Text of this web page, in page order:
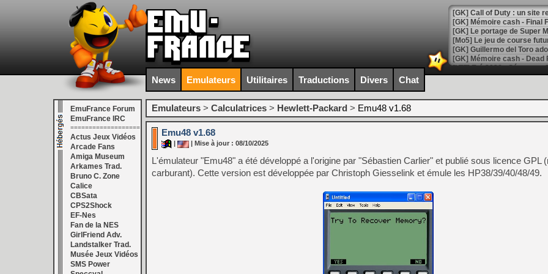
[GK] Le portage de Super
[Mo5] Le jeu de course
[GK] Guillermo del Toro
[LTF] Eté 2026 - Séquence
[GK] Mistfall Hunter :
[GK] Wo Long 2 évolue
[GK] Crossfire : un TPS à
[LS] [PS5] Premiers
[Mo5] DOOM arrive en
[GK] Bethesda fête les 30
[GK] Roblox : l'action en
[GK] Agenda - GeForce
[LS] [PS5] ps5-y2jb-
News Emulateurs Utilitaires Traductions Divers Chat
EmuFrance Forum
EmuFrance IRC
===================
Actus Jeux Vidéos
Arcade Fans
Amiga Museum
Arkames Trad.
Bruno C. Zone
Calice
CBSata
CPS2Shock
EF-Nes
Fan de la NES
GirlFriend Adv.
Landstalker Trad.
Musée Jeux Vidéos
SMS Power
Emulateurs > Calculatrices > Hewlett-Packard > Emu48 v1.68
Emu48 v1.68
| Mise à jour : 08/10/2025
L'émulateur "Emu48" a été développé a l'origine par "Sébastien Carlier" et publié sous licence GPL
carburant). Cette version est développée par Christoph Giesselink et émule les HP38/39/40/48/49.